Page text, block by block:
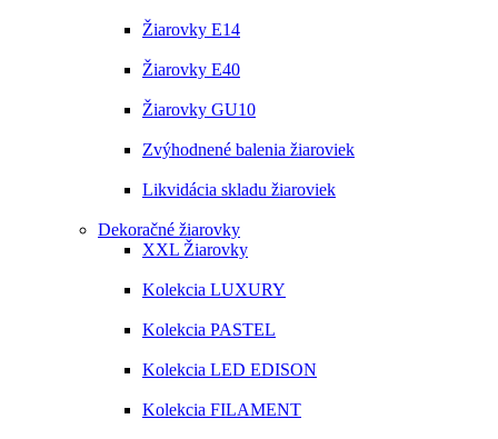
Žiarovky E14
Žiarovky E40
Žiarovky GU10
Zvýhodnené balenia žiaroviek
Likvidácia skladu žiaroviek
Dekoračné žiarovky
XXL Žiarovky
Kolekcia LUXURY
Kolekcia PASTEL
Kolekcia LED EDISON
Kolekcia FILAMENT